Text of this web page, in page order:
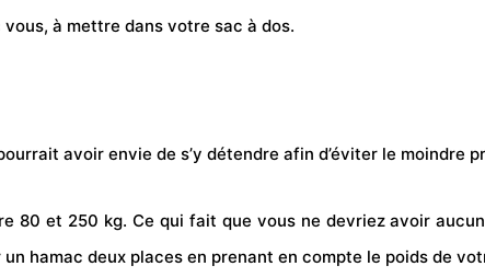
à mettre dans votre sac à dos.
avoir envie de s’y détendre afin d’éviter le moindre
80 et 250 kg. Ce qui fait que vous ne devriez avoir
hamac deux places en prenant en compte le poids de